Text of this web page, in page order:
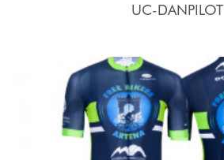
UC-DANPILOT